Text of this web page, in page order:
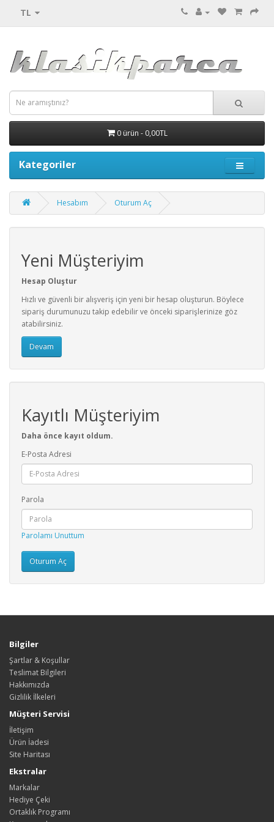
TL
0 ürün - 0,00TL
Kategoriler
Hesabım Oturum Aç
Yeni Müşteriyim
Hesap Oluştur
Hızlı ve güvenli bir alışveriş için yeni bir hesap oluşturun. Böylece
sipariş durumunuzu takip edebilir ve önceki siparişlerinize göz
atabilirsiniz.
Devam
Kayıtlı Müşteriyim
Daha önce kayıt oldum.
E-Posta Adresi
Parola
Parolamı Unuttum
Bilgiler
Şartlar & Koşullar
Teslimat Bilgileri
Hakkımızda
Gizlilik İlkeleri
Müşteri Servisi
İletişim
Ürün İadesi
Site Haritası
Ekstralar
Markalar
Hediye Çeki
Ortaklık Programı